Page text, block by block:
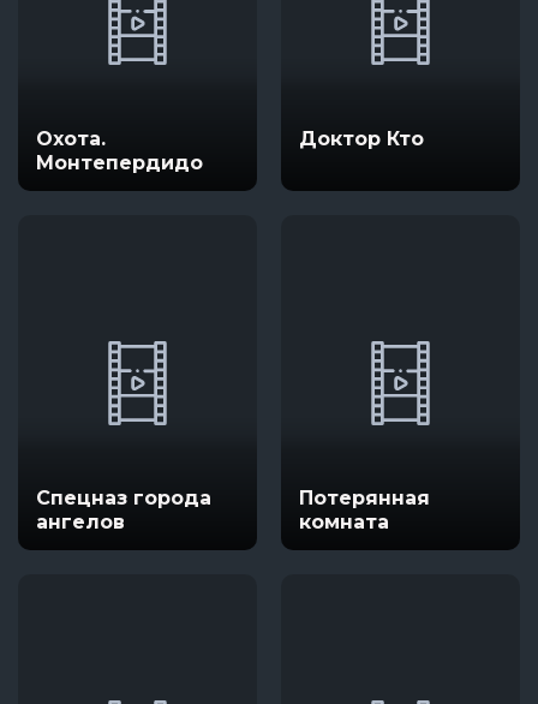
Охота.
Монтепердидо
Доктор Кто
Спецназ города
ангелов
Потерянная
комната